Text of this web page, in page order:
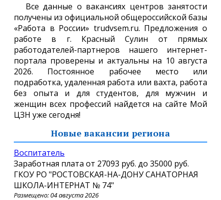
Все данные о вакансиях центров занятости
получены из официальной общероссийской базы
«Работа в России» trudvsem.ru. Предложения о
работе в г. Красный Сулин от прямых
работодателей-партнеров нашего интернет-
портала проверены и актуальны на 10 августа
2026. Постоянное рабочее место или
подработка, удаленная работа или вахта, работа
без опыта и для студентов, для мужчин и
женщин всех профессий найдется на сайте Мой
ЦЗН уже сегодня!
Новые вакансии региона
Воспитатель
Заработная плата от 27093 руб. до 35000 руб.
ГКОУ РО "РОСТОВСКАЯ-НА-ДОНУ САНАТОРНАЯ
ШКОЛА-ИНТЕРНАТ № 74"
Размещено: 04 августа 2026